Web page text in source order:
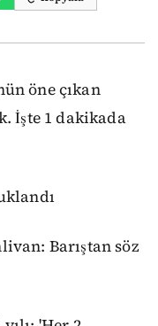
öne çıkan
İşte 1 dakikada
Barıştan söz